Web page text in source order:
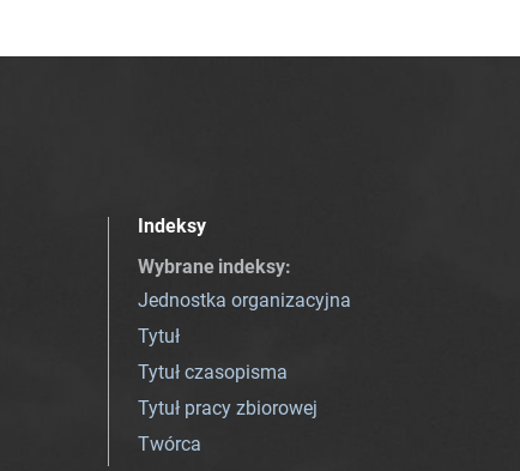
Indeksy
Wybrane indeksy:
Jednostka organizacyjna
Tytuł
Tytuł czasopisma
Tytuł pracy zbiorowej
Twórca